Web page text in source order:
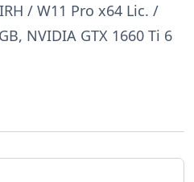
/ W11 Pro x64 Lic. /
NVIDIA GTX 1660 Ti 6